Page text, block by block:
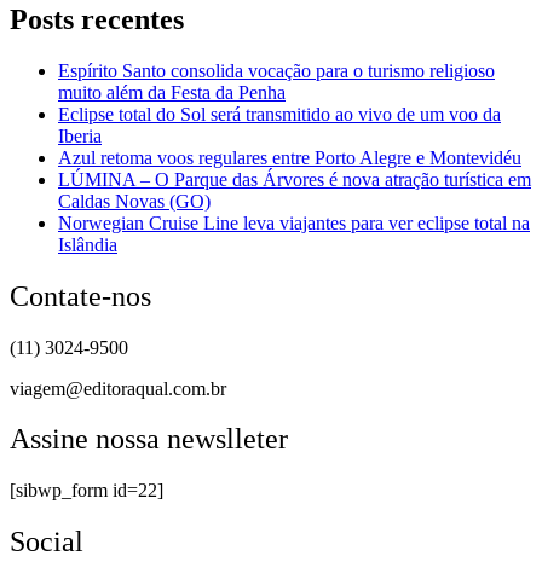
Posts recentes
Espírito Santo consolida vocação para o turismo religioso
muito além da Festa da Penha
Eclipse total do Sol será transmitido ao vivo de um voo da
Iberia
Azul retoma voos regulares entre Porto Alegre e Montevidéu
LÚMINA – O Parque das Árvores é nova atração turística em
Caldas Novas (GO)
Norwegian Cruise Line leva viajantes para ver eclipse total na
Islândia
Contate-nos
(11) 3024-9500
viagem@editoraqual.com.br
Assine nossa newslleter
[sibwp_form id=22]
Social